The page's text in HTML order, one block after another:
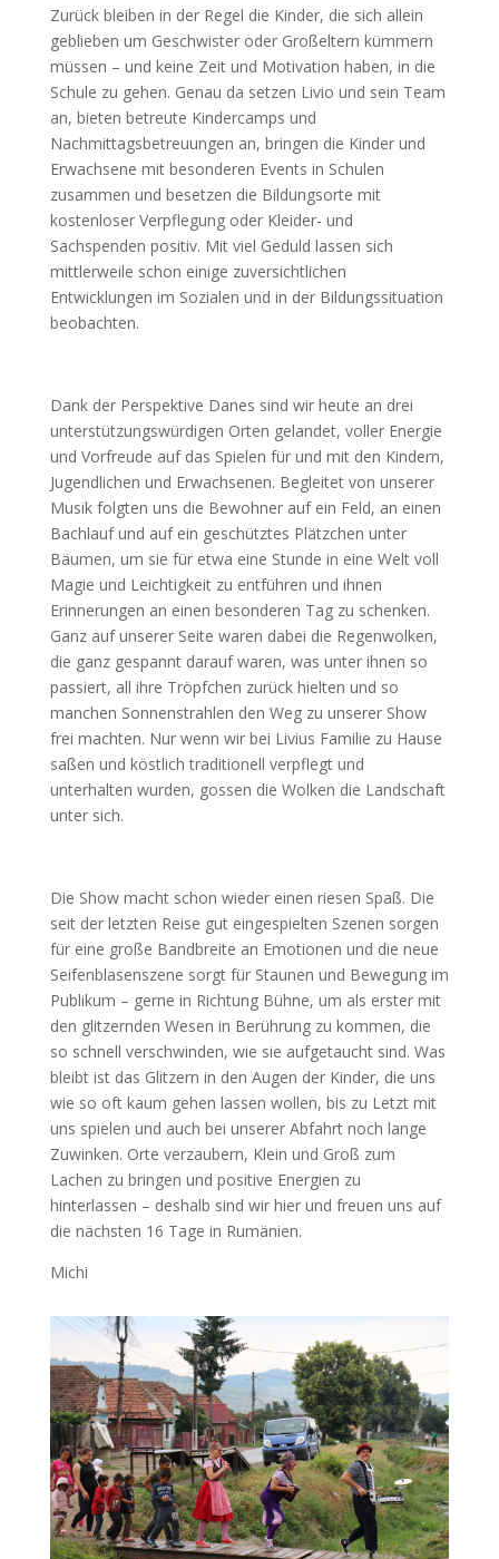
Zurück bleiben in der Regel die Kinder, die sich allein
geblieben um Geschwister oder Großeltern kümmern
müssen – und keine Zeit und Motivation haben, in die
Schule zu gehen. Genau da setzen Livio und sein Team
an, bieten betreute Kindercamps und
Nachmittagsbetreuungen an, bringen die Kinder und
Erwachsene mit besonderen Events in Schulen
zusammen und besetzen die Bildungsorte mit
kostenloser Verpflegung oder Kleider- und
Sachspenden positiv. Mit viel Geduld lassen sich
mittlerweile schon einige zuversichtlichen
Entwicklungen im Sozialen und in der Bildungssituation
beobachten.
Dank der Perspektive Danes sind wir heute an drei
unterstützungswürdigen Orten gelandet, voller Energie
und Vorfreude auf das Spielen für und mit den Kindern,
Jugendlichen und Erwachsenen. Begleitet von unserer
Musik folgten uns die Bewohner auf ein Feld, an einen
Bachlauf und auf ein geschütztes Plätzchen unter
Bäumen, um sie für etwa eine Stunde in eine Welt voll
Magie und Leichtigkeit zu entführen und ihnen
Erinnerungen an einen besonderen Tag zu schenken.
Ganz auf unserer Seite waren dabei die Regenwolken,
die ganz gespannt darauf waren, was unter ihnen so
passiert, all ihre Tröpfchen zurück hielten und so
manchen Sonnenstrahlen den Weg zu unserer Show
frei machten. Nur wenn wir bei Livius Familie zu Hause
saßen und köstlich traditionell verpflegt und
unterhalten wurden, gossen die Wolken die Landschaft
unter sich.
Die Show macht schon wieder einen riesen Spaß. Die
seit der letzten Reise gut eingespielten Szenen sorgen
für eine große Bandbreite an Emotionen und die neue
Seifenblasenszene sorgt für Staunen und Bewegung im
Publikum – gerne in Richtung Bühne, um als erster mit
den glitzernden Wesen in Berührung zu kommen, die
so schnell verschwinden, wie sie aufgetaucht sind. Was
bleibt ist das Glitzern in den Augen der Kinder, die uns
wie so oft kaum gehen lassen wollen, bis zu Letzt mit
uns spielen und auch bei unserer Abfahrt noch lange
Zuwinken. Orte verzaubern, Klein und Groß zum
Lachen zu bringen und positive Energien zu
hinterlassen – deshalb sind wir hier und freuen uns auf
die nächsten 16 Tage in Rumänien.
Michi